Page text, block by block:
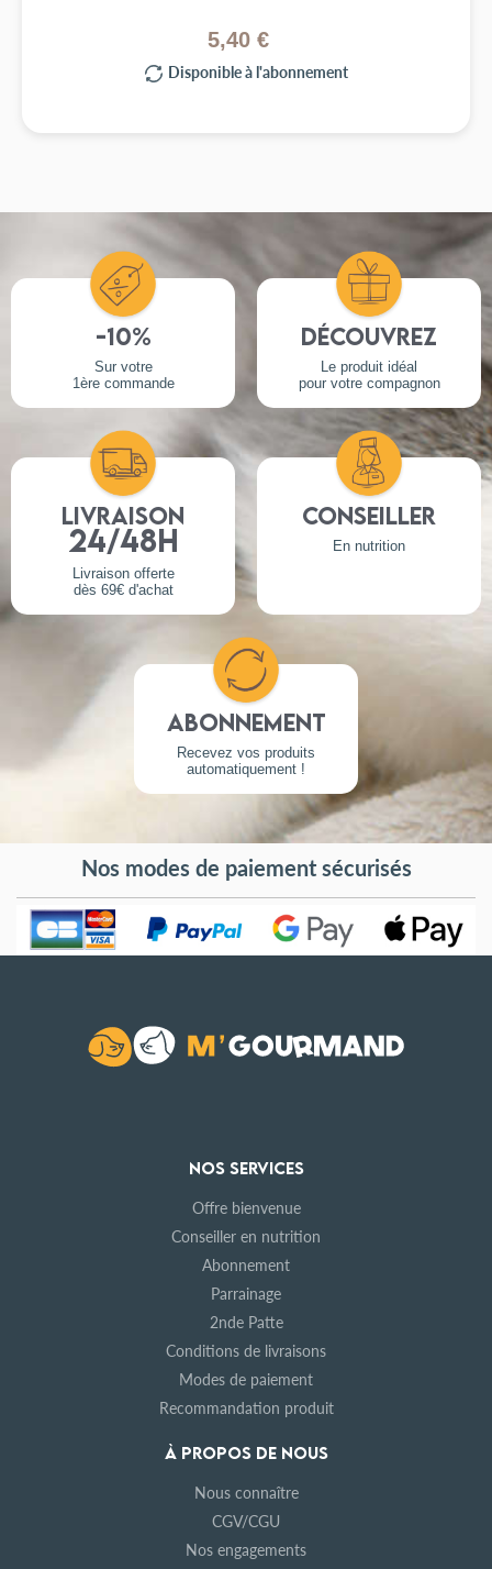
5,40 €
Disponible à l'abonnement
-10%
Sur votre
1ère commande
Découvrez
Le produit idéal
pour votre compagnon
Livraison
24/48h
Livraison offerte
dès 69€ d'achat
Conseiller
En nutrition
Abonnement
Recevez vos produits
automatiquement !
Nos modes de paiement sécurisés
NOS SERVICES
Offre bienvenue
Conseiller en nutrition
Abonnement
Parrainage
2nde Patte
Conditions de livraisons
Modes de paiement
Recommandation produit
À PROPOS DE NOUS
Nous connaître
CGV/CGU
Nos engagements